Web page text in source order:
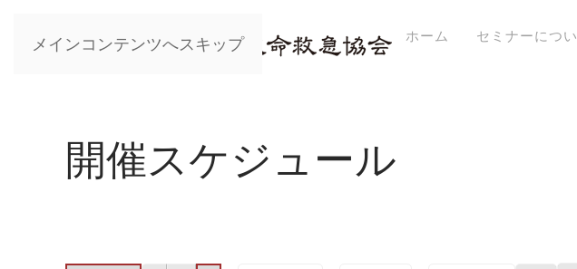
メインコンテンツへスキップ ホーム セミナーにつ
開催スケジュール